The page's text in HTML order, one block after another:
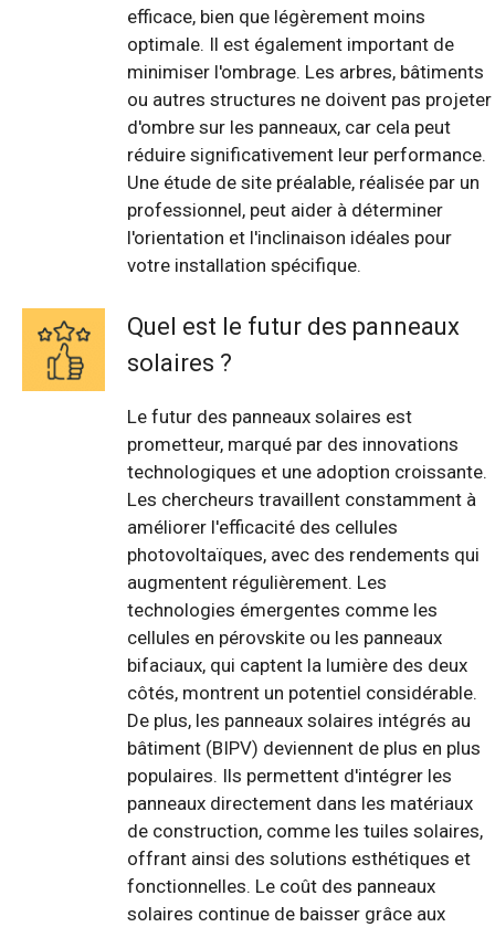
efficace, bien que légèrement moins
optimale. Il est également important de
minimiser l'ombrage. Les arbres, bâtiments
ou autres structures ne doivent pas projeter
d'ombre sur les panneaux, car cela peut
réduire significativement leur performance.
Une étude de site préalable, réalisée par un
professionnel, peut aider à déterminer
l'orientation et l'inclinaison idéales pour
votre installation spécifique.
Quel est le futur des panneaux
solaires ?
Le futur des panneaux solaires est
prometteur, marqué par des innovations
technologiques et une adoption croissante.
Les chercheurs travaillent constamment à
améliorer l'efficacité des cellules
photovoltaïques, avec des rendements qui
augmentent régulièrement. Les
technologies émergentes comme les
cellules en pérovskite ou les panneaux
bifaciaux, qui captent la lumière des deux
côtés, montrent un potentiel considérable.
De plus, les panneaux solaires intégrés au
bâtiment (BIPV) deviennent de plus en plus
populaires. Ils permettent d'intégrer les
panneaux directement dans les matériaux
de construction, comme les tuiles solaires,
offrant ainsi des solutions esthétiques et
fonctionnelles. Le coût des panneaux
solaires continue de baisser grâce aux